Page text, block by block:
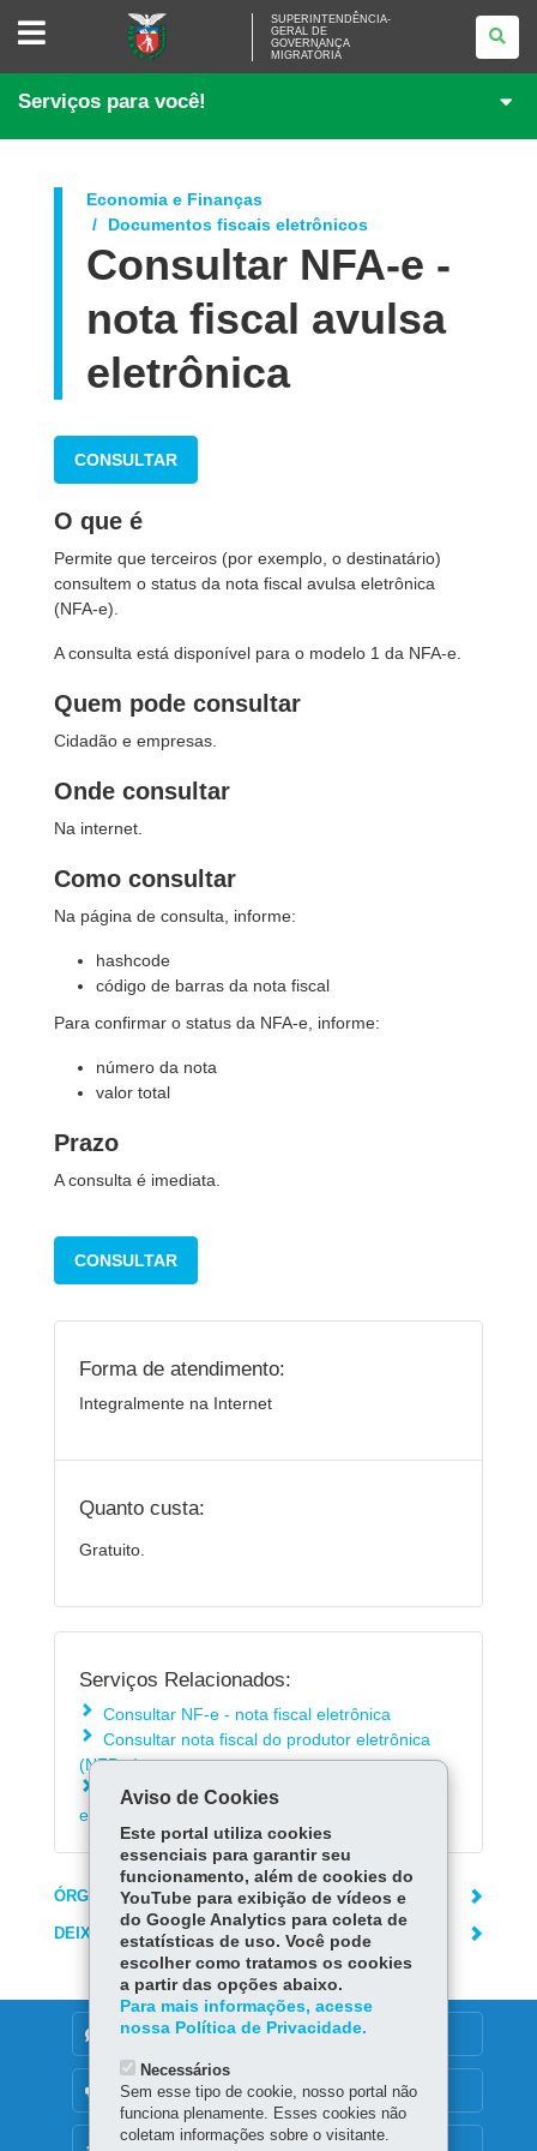
SUPERINTENDÊNCIA-
GOVERNANÇA
SUPERINTENDÊNCIA-
GERAL DE
GOVERNANÇA
MIGRATÓRIA
Serviços para você!
Economia e Finanças
Documentos fiscais eletrônicos
Consultar NFA-e -
nota fiscal avulsa
eletrônica
CONSULTAR
O que é
Permite que terceiros (por exemplo, o destinatário)
consultem o status da nota fiscal avulsa eletrônica
(NFA-e).
A consulta está disponível para o modelo 1 da NFA-e.
Quem pode consultar
Cidadão e empresas.
Onde consultar
Na internet.
Como consultar
Na página de consulta, informe:
hashcode
código de barras da nota fiscal
Para confirmar o status da NFA-e, informe:
número da nota
valor total
Prazo
A consulta é imediata.
CONSULTAR
Forma de atendimento:
Integralmente na Internet
Quanto custa:
Gratuito.
Serviços Relacionados:
Consultar NF-e - nota fiscal eletrônica
Consultar nota fiscal do produtor eletrônica
(NFP-e)
Consultar NFC-e - nota fiscal do consumidor
eletrônica
ÓRGÃO RESPONSÁVEL
DEIXE SUA OPINIÃO
DENUNCIE CORRUPÇÃO
OUVIDORIA
Aviso de Cookies
Este portal utiliza cookies
essenciais para garantir seu
funcionamento, além de cookies do
YouTube para exibição de vídeos e
do Google Analytics para coleta de
estatísticas de uso. Você pode
escolher como tratamos os cookies
a partir das opções abaixo.
Para mais informações, acesse
nossa Política de Privacidade.
Necessários
Sem esse tipo de cookie, nosso portal não
funciona plenamente. Esses cookies não
coletam informações sobre o visitante.